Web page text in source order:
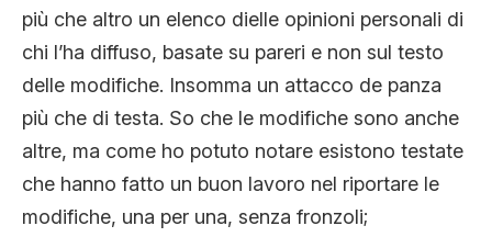
più che altro un elenco dielle opinioni personali di
chi l’ha diffuso, basate su pareri e non sul testo
delle modifiche. Insomma un attacco de panza
più che di testa. So che le modifiche sono anche
altre, ma come ho potuto notare esistono testate
che hanno fatto un buon lavoro nel riportare le
modifiche, una per una, senza fronzoli;